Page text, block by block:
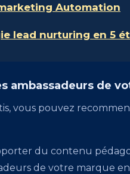
Automation
lead nurturing en 5
ambassadeurs de
vous pouvez
du contenu
de votre marque